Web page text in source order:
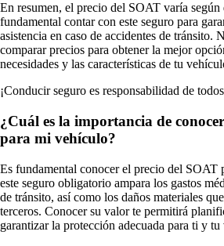
En resumen, el precio del SOAT varía según
fundamental contar con este seguro para
asistencia en caso de accidentes de tránsito.
comparar precios para obtener la mejor
necesidades y las características de tu
¡Conducir seguro es responsabilidad de
¿Cuál es la importancia de
para mi vehículo?
Es fundamental conocer el precio del SOAT
este seguro obligatorio ampara los gastos
de tránsito, así como los daños materiales
terceros. Conocer su valor te permitirá
garantizar la protección adecuada para ti y